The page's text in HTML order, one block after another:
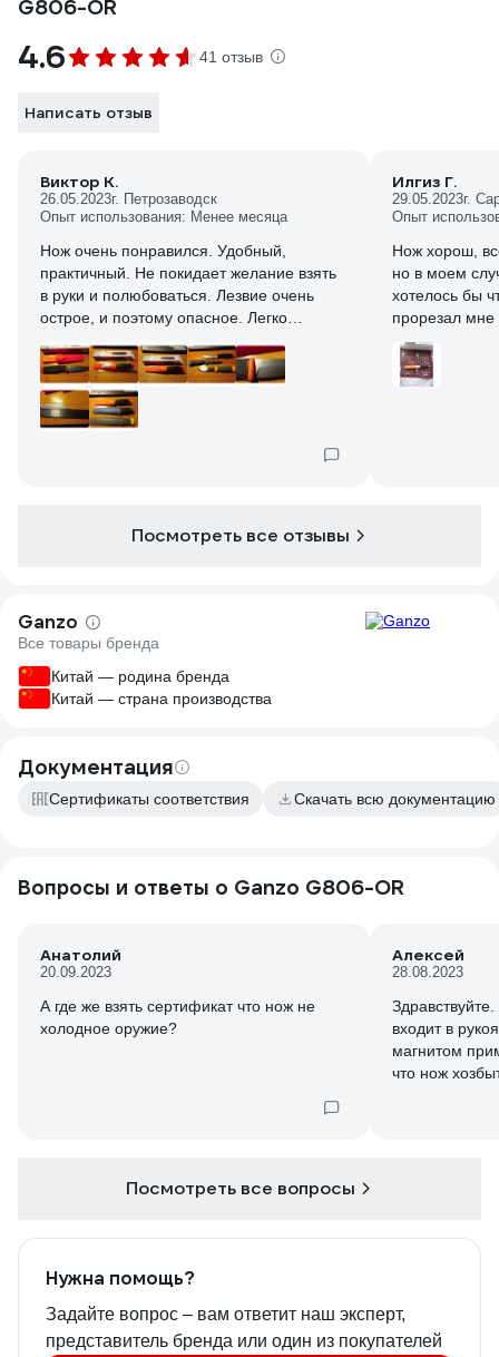
G806-OR
4.6 41 отзыв
Написать отзыв
Виктор К.
26.05.2023г. Петрозаводск
Опыт использования: Менее месяца
Нож очень понравился. Удобный,
практичный. Не покидает желание взять
в руки и полюбоваться. Лезвие очень
острое, и поэтому опасное. Легко
лезвия 97 мм, так же как у Мора-
компоньен. Нравиться ширина лезвия-
2,5 см. Сталь ножа аналог широко
используемой российской марки 65х13.
Практичная качественная нержавейка.
компаньён и Стайер. Все ножи мне
ручку поставил 4+, чуть-чуть не хватает
полноты как у моры. В ножнах сидит
очень плотно, как и Мора. Доставать
приходится с усилием. Нож продается в
Илгиз Г.
29.05.2023г.
Опыт
Нож хорош,
но в моем
хотелось бы
прорезал мне
лезвия самое оно:
лезвие
мне не надо
Посмотреть все отзывы
Ganzo
Все товары бренда
Китай — родина бренда
Китай — страна производства
Документация
Сертификаты соответствия Скачать всю документацию
Вопросы и ответы о Ganzo G806-OR
Анатолий
20.09.2023
А где же взять сертификат что нож не
холодное оружие?
Алексей
28.08.2023
входит в
магнитом
что нож
Посмотреть все вопросы
Нужна помощь?
Задайте вопрос – вам ответит наш эксперт,
представитель бренда или один из покупателей